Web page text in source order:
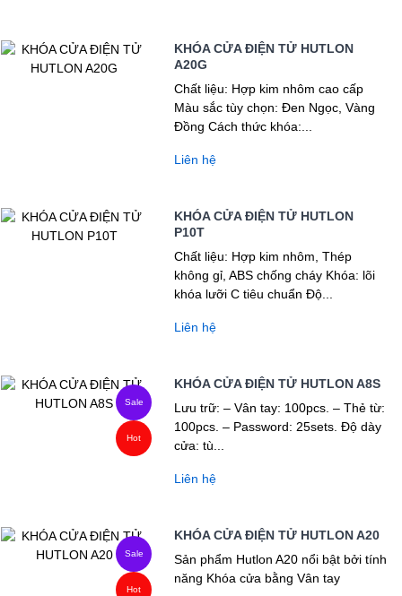
KHÓA CỬA ĐIỆN TỬ HUTLON
A20G
Chất liệu: Hợp kim nhôm cao cấp
Màu sắc tùy chọn: Đen Ngọc, Vàng
Đồng Cách thức khóa:...
Liên hệ
KHÓA CỬA ĐIỆN TỬ HUTLON
P10T
Chất liệu: Hợp kim nhôm, Thép
không gỉ, ABS chống cháy Khóa: lõi
khóa lưỡi C tiêu chuẩn Độ...
Liên hệ
Sale
Hot
KHÓA CỬA ĐIỆN TỬ HUTLON A8S
Lưu trữ: – Vân tay: 100pcs. – Thẻ từ:
100pcs. – Password: 25sets. Độ dày
cửa: tù...
Liên hệ
Sale
Hot
KHÓA CỬA ĐIỆN TỬ HUTLON A20
Sản phẩm Hutlon A20 nổi bật bởi tính
năng Khóa cửa bằng Vân tay